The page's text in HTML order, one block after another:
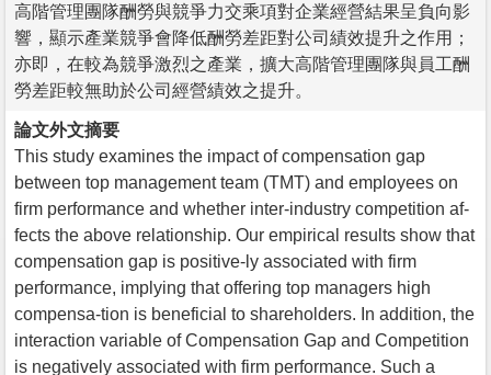
高階管理團隊酬勞與競爭力交乘項對企業經營結果呈負向影
響，顯示產業競爭會降低酬勞差距對公司績效提升之作用；
亦即，在較為競爭激烈之產業，擴大高階管理團隊與員工酬
勞差距較無助於公司經營績效之提升。
論文外文摘要
This study examines the impact of compensation gap
between top management team (TMT) and employees on
firm performance and whether inter-industry competition af-
fects the above relationship. Our empirical results show that
compensation gap is positive-ly associated with firm
performance, implying that offering top managers high
compensa-tion is beneficial to shareholders. In addition, the
interaction variable of Compensation Gap and Competition
is negatively associated with firm performance. Such a